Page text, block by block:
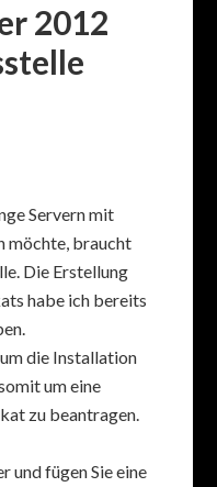
2012
Servern mit
möchte, braucht
Die Erstellung
habe ich bereits
die Installation
um eine
zu beantragen.
und fügen Sie eine